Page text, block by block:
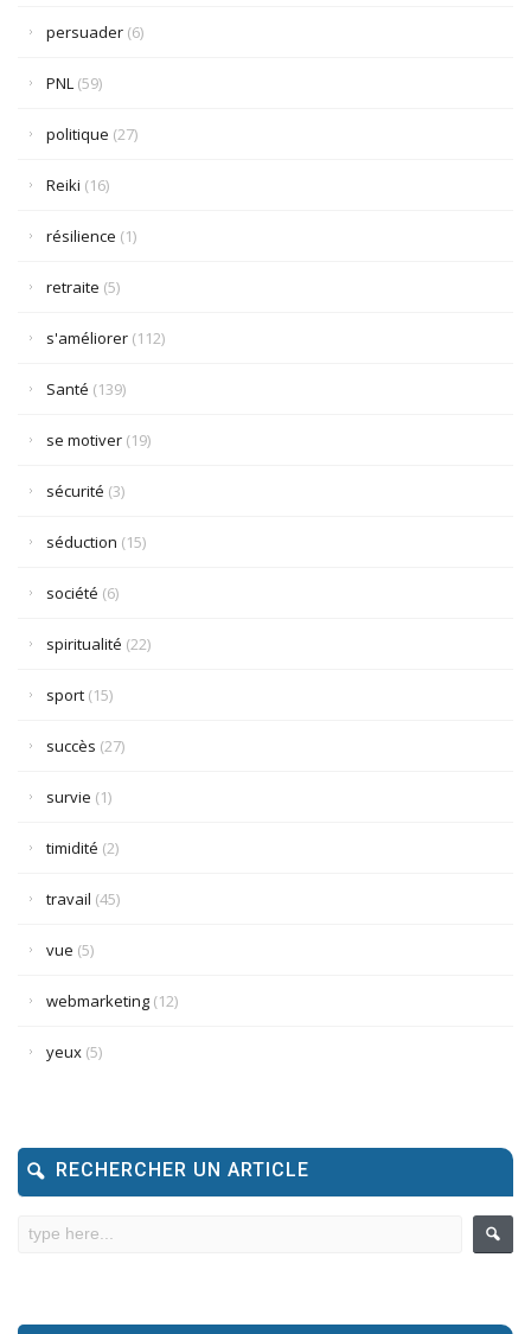
persuader (6)
PNL (59)
politique (27)
Reiki (16)
résilience (1)
retraite (5)
s'améliorer (112)
Santé (139)
se motiver (19)
sécurité (3)
séduction (15)
société (6)
spiritualité (22)
sport (15)
succès (27)
survie (1)
timidité (2)
travail (45)
vue (5)
webmarketing (12)
yeux (5)
RECHERCHER UN ARTICLE